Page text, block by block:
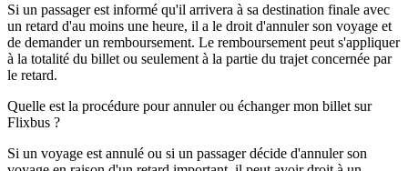
Si un passager est informé qu'il arrivera à sa destination finale avec
un retard d'au moins une heure, il a le droit d'annuler son voyage et
de demander un remboursement. Le remboursement peut s'appliquer
à la totalité du billet ou seulement à la partie du trajet concernée par
le retard.
Quelle est la procédure pour annuler ou échanger mon billet sur
Flixbus ?
Si un voyage est annulé ou si un passager décide d'annuler son